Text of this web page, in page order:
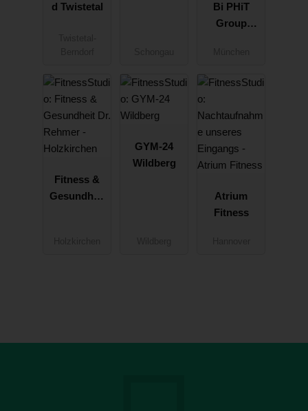
d Twistetal
Bi PHiT
Group
Fitness &
Gesundheit
GYM-24
Wildberg
Atrium
Fitness